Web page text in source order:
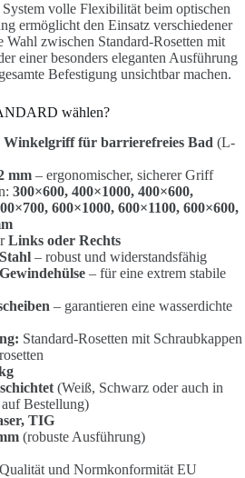
volle Flexibilität beim optischen
ermöglicht den Einsatz verschiedener
Wahl zwischen Standard-Rosetten mit
einer besonders eleganten Ausführung
Befestigung unsichtbar machen.
wählen?
Winkelgriff für barrierefreies Bad (L-
mm – ergonomischer, sicherer Griff
300×600, 400×1000, 400×600,
600×1000, 600×1100, 600×600,
Links oder Rechts
– robust und widerstandsfähig
– für eine extrem stabile
– garantieren eine wasserdichte
Standard-Rosetten mit Schraubkappen
(Weiß, Schwarz oder auch in
Bestellung)
TIG
(robuste Ausführung)
und Normkonformität EU